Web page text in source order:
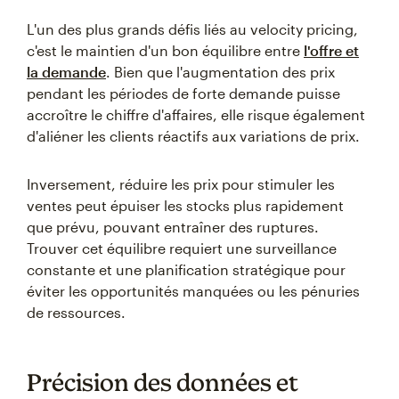
L'un des plus grands défis liés au velocity pricing,
c'est le maintien d'un bon équilibre entre l'offre et
la demande. Bien que l'augmentation des prix
pendant les périodes de forte demande puisse
accroître le chiffre d'affaires, elle risque également
d'aliéner les clients réactifs aux variations de prix.
Inversement, réduire les prix pour stimuler les
ventes peut épuiser les stocks plus rapidement
que prévu, pouvant entraîner des ruptures.
Trouver cet équilibre requiert une surveillance
constante et une planification stratégique pour
éviter les opportunités manquées ou les pénuries
de ressources.
Précision des données et